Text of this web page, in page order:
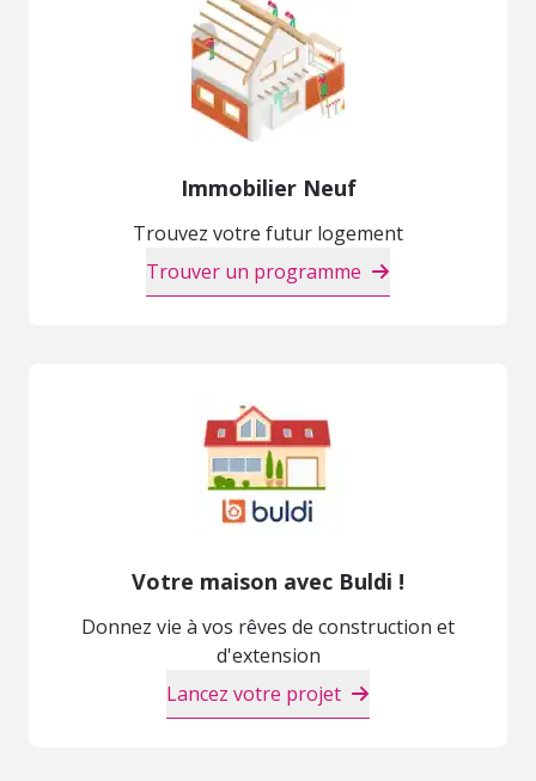
Immobilier Neuf
Trouvez votre futur logement
Trouver un programme
Votre maison avec Buldi !
Donnez vie à vos rêves de construction et
d'extension
Lancez votre projet